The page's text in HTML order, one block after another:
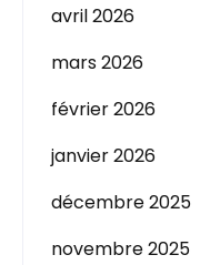
avril 2026
mars 2026
février 2026
janvier 2026
décembre 2025
novembre 2025